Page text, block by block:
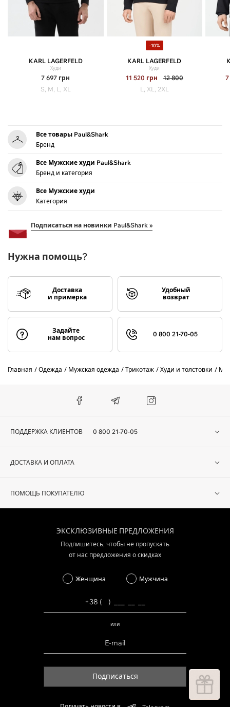
KARL LAGERFELD
Худи
7 697 грн
S, M, L, XL
-10%
KARL LAGERFELD
Худи
11 520 грн
12 800
L, XL, 2XL
Все товары Paul&Shark
Бренд
Все Мужские худи Paul&Shark
Бренд и категория
Все Мужские худи
Категория
Подписаться на новинки Paul&Shark »
Нужна помощь?
Доставка
и примерка
Удобный
возврат
Задайте
нам вопрос
0 800 21-70-05
Главная Одежда Мужская одежда Трикотаж Худи и толстовки
ПОДДЕРЖКА КЛИЕНТОВ 0 800 21-70-05
ДОСТАВКА И ОПЛАТА
ПОМОЩЬ ПОКУПАТЕЛЮ
ЭКСКЛЮЗИВНЫЕ ПРЕДЛОЖЕНИЯ
Подпишитесь, чтобы не пропускать
от нас предложения о скидках
Женщина Мужчина
или
Подписаться